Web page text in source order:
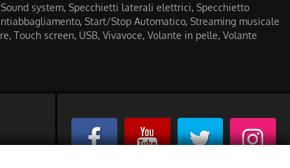
system, Specchietti laterali elettrici, Specchietto
Start/Stop Automatico, Streaming musicale
Touch screen, USB, Vivavoce, Volante in pelle, Volante